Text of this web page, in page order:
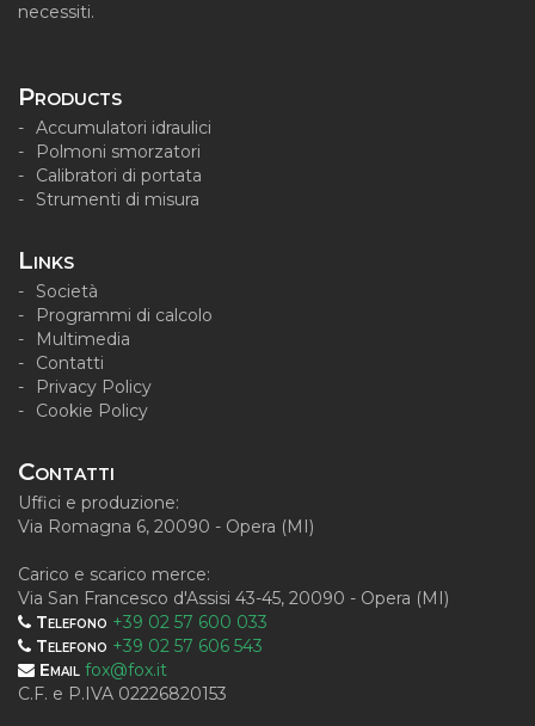
necessiti.
Products
Accumulatori idraulici
Polmoni smorzatori
Calibratori di portata
Strumenti di misura
Links
Società
Programmi di calcolo
Multimedia
Contatti
Privacy Policy
Cookie Policy
Contatti
Uffici e produzione:
Via Romagna 6, 20090 - Opera (MI)
Carico e scarico merce:
Via San Francesco d'Assisi 43-45, 20090 - Opera (MI)
Telefono +39 02 57 600 033
Telefono +39 02 57 606 543
Email fox@fox.it
C.F. e P.IVA 02226820153